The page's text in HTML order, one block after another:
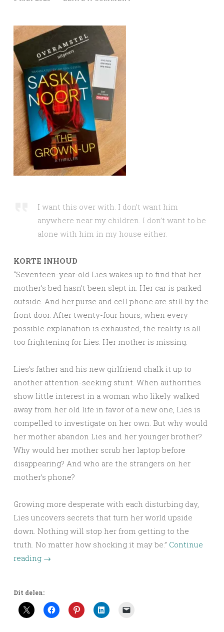
I want this over with. I don’t want him
anywhere near my children. I don’t want to be
alone with him in my house either.
KORTE INHOUD
“Seventeen-year-old Lies wakes up to find that her
mother’s bed hasn’t been slept in. Her car is parked
outside. And her purse and cell phone are still by the
front door. After twenty-four hours, when every
possible explanation is exhausted, the reality is all
too frightening for Lies. Her mother is missing.
Lies’s father and his new girlfriend chalk it up to
another attention-seeking stunt. When authorities
show little interest in a woman who likely walked
away from her old life in favor of a new one, Lies is
compelled to investigate on her own. But why would
her mother abandon Lies and her younger brother?
Why would her mother scrub her laptop before
disappearing? And who are the strangers on her
mother’s phone?
Growing more desperate with each disturbing day,
Lies uncovers secrets that turn her world upside
down. Nothing will stop her from getting to the
truth. No matter how shocking it may be.” Continue
reading →
Dit delen: